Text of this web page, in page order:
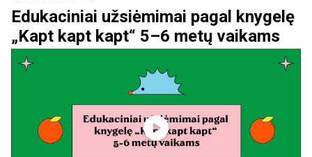
Edukaciniai užsiėmimai pagal knygelę
„Kapt kapt kapt“ 5–6 metų vaikams